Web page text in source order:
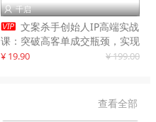
 千启
 文案杀手创始人IP高端实战
课：突破高客单成交瓶颈，实现
IP商业价值最大化
¥ 19.90 ¥ 199.00
查看全部